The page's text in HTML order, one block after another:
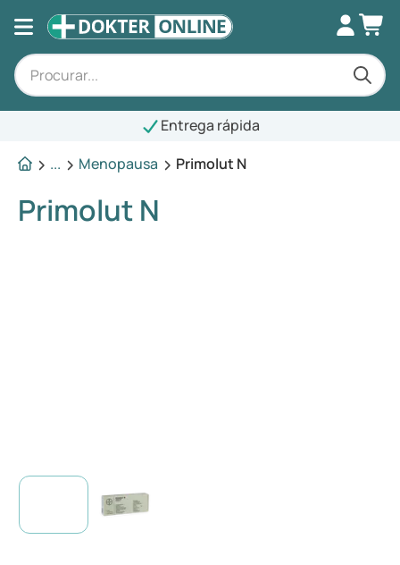
Entrega rápida
...
Menopausa Primolut N
Primolut N